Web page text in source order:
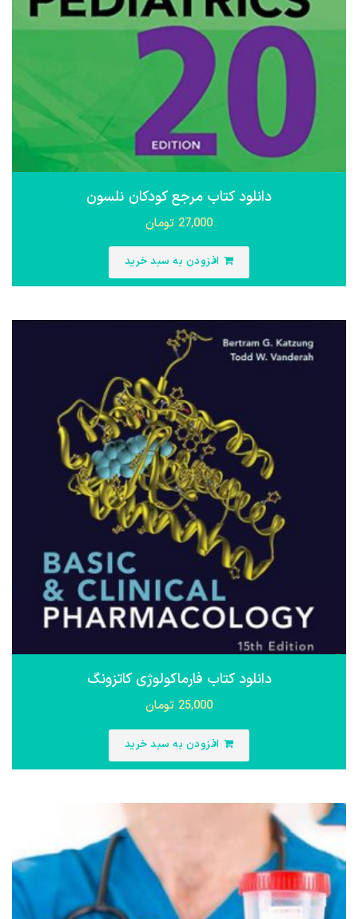
دانلود کتاب مرجع کودکان نلسون
27,000 تومان
افزودن به سبد خرید
دانلود کتاب فارماکولوژی کاتزونگ
25,000 تومان
افزودن به سبد خرید